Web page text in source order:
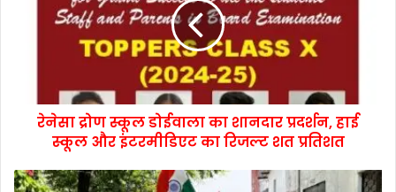
रेनेसा द्रोण स्कूल डोईवाला का शानदार प्रदर्शन, हाई
स्कूल और इंटरमीडिएट का रिजल्ट शत प्रतिशत